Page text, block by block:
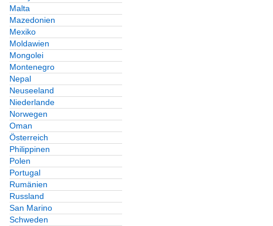
Malta
Mazedonien
Mexiko
Moldawien
Mongolei
Montenegro
Nepal
Neuseeland
Niederlande
Norwegen
Oman
Österreich
Philippinen
Polen
Portugal
Rumänien
Russland
San Marino
Schweden